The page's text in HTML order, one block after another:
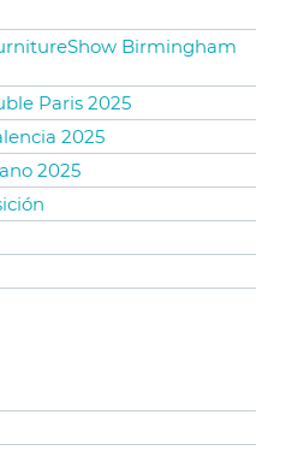
Birmingham
Paris 2025
2025
2025